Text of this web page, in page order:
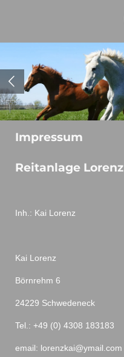
Impressum
Reitanlage Lorenz
Inh.: Kai Lorenz
Kai Lorenz
Börnrehm 6
24229 Schwedeneck
Tel.: +49 (0) 4308 183183
email: lorenzkai@ymail.com